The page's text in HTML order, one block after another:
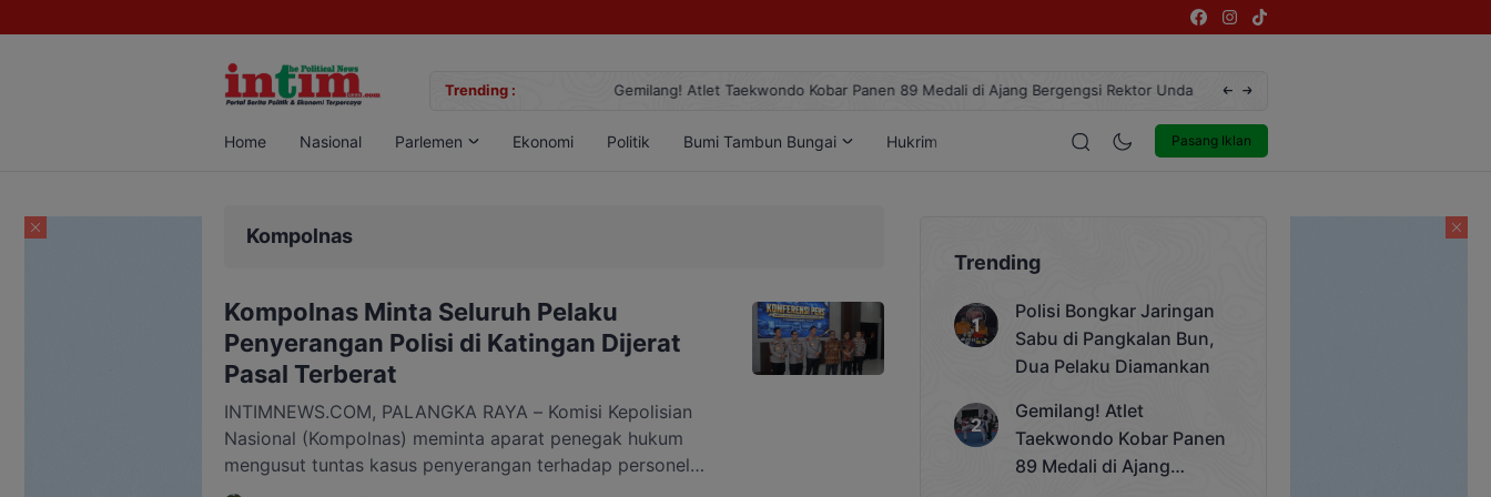
Trending :
Sabu di Pangkalan Bun, Dua Pelaku Diamankan Gemilang! Atlet Taekwondo Kobar Panen 89 Medali di Ajang Bergengsi Rektor Unda Cup 2025 Terekam CCTV, Pelaku Curanmor di
Pasang Iklan
Home Nasional Parlemen Ekonomi Politik Bumi Tambun Bungai Hukrim Entertainment
Kompolnas
Kompolnas Minta Seluruh Pelaku
Penyerangan Polisi di Katingan Dijerat
Pasal Terberat
INTIMNEWS.COM, PALANGKA RAYA – Komisi Kepolisian
Nasional (Kompolnas) meminta aparat penegak hukum
mengusut tuntas kasus penyerangan terhadap personel
Satresnarkoba Polres Katingan saat operasi
Trending
Polisi Bongkar Jaringan
Sabu di Pangkalan Bun,
Dua Pelaku Diamankan
Gemilang! Atlet
Taekwondo Kobar Panen
89 Medali di Ajang